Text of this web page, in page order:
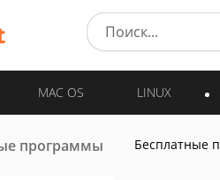
MAC OS LINUX
программы Бесплатные